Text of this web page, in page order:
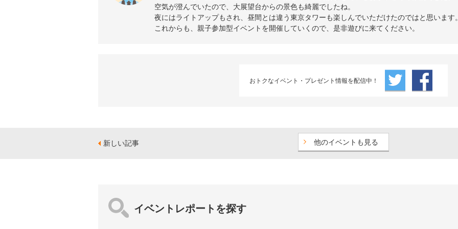
空気が澄んでいたので、大展望台からの景色も綺麗でしたね。
夜にはライトアップもされ、昼間とは違う東京タワーも楽しんでいただけたのではと思います。
これからも、親子参加型イベントを開催していくので、是非遊びに来てください。
おトクなイベント・プレゼント情報を配信中！
新しい記事 他のイベントも見る
イベントレポートを探す